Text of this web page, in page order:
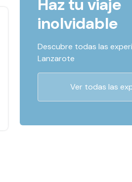
Haz tu viaje
inolvidable
Descubre todas las
Lanzarote
Ver todas las